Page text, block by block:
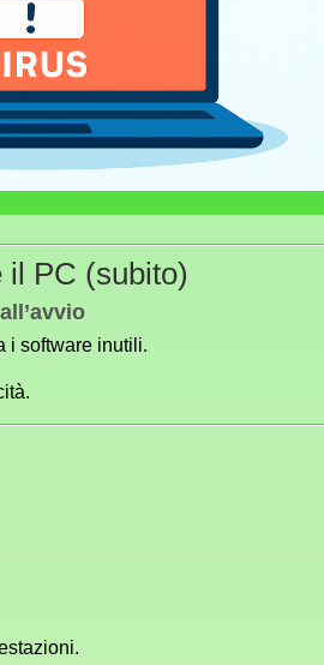
il PC (subito)
i software inutili.